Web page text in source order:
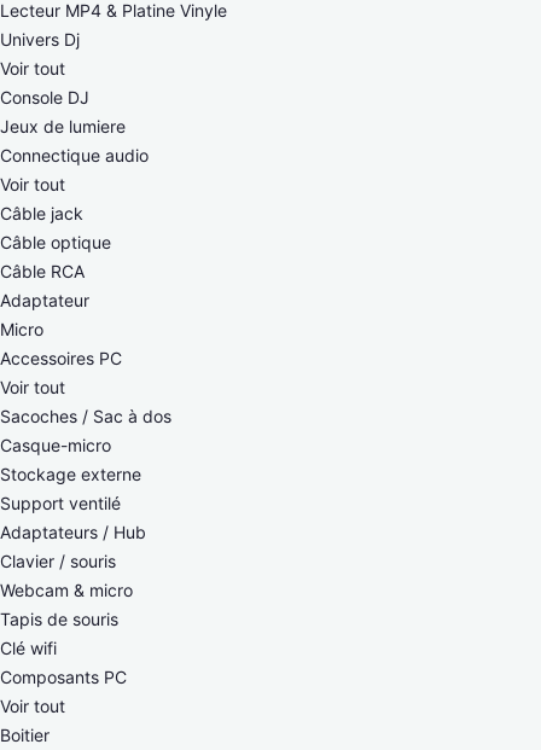
Lecteur MP4 & Platine Vinyle
Univers Dj
Voir tout
Console DJ
Jeux de lumiere
Connectique audio
Voir tout
Câble jack
Câble optique
Câble RCA
Adaptateur
Micro
Accessoires PC
Voir tout
Sacoches / Sac à dos
Casque-micro
Stockage externe
Support ventilé
Adaptateurs / Hub
Clavier / souris
Webcam & micro
Tapis de souris
Clé wifi
Composants PC
Voir tout
Boitier